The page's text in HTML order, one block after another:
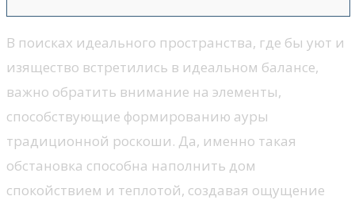
В поисках идеального пространства, где бы уют и
изящество встретились в идеальном балансе,
важно обратить внимание на элементы,
способствующие формированию ауры
традиционной роскоши. Да, именно такая
обстановка способна наполнить дом
спокойствием и теплотой, создавая ощущение